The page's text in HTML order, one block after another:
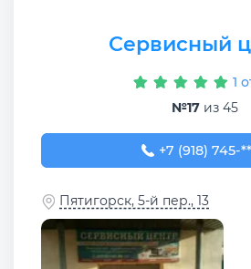
Сервисный
1
№17из 45
+7 (918) 745-
+7 (918) 745-
Пятигорск, 5-й пер., 13